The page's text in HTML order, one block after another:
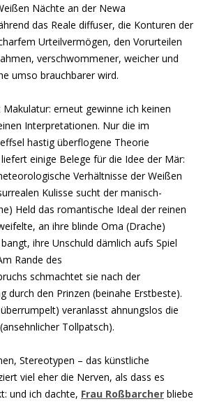
Nächte an der Newa
das Reale diffuser, die Konturen der
Urteilvermögen, den Vorurteilen
verschwommener, weicher und
umso brauchbarer wird.
erneut gewinne ich keinen
Interpretationen. Nur die im
hastig überflogene Theorie
einige Belege für die Idee der Mär:
Verhältnisse der Weißen
Kulisse sucht der manisch-
Held das romantische Ideal der reinen
an ihre blinde Oma (Drache)
ihre Unschuld dämlich aufs Spiel
Rande des
schmachtet sie nach der
durch den Prinzen (beinahe Erstbeste).
veranlasst ahnungslos die
Tollpatsch).
Stereotypen – das künstliche
viel eher die Nerven, als dass es
und ich dachte, Frau Roßbarcher bliebe